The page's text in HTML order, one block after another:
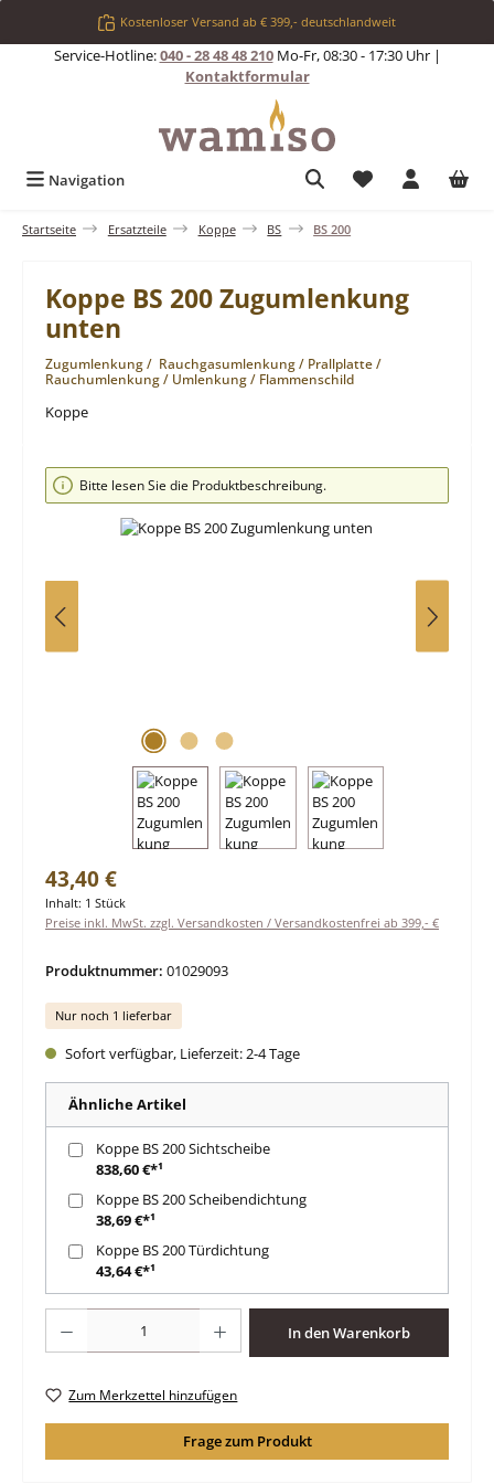
Zum Hauptinhalt springenKostenloser Versand ab € 399,- deutschlandweit
Service-Hotline:040 - 28 48 48 210Mo-Fr, 08:30 - 17:30 Uhr |
Kontaktformular
Navigation Du hast 0
Startseite Ersatzteile Koppe BS BS 200
Koppe BS 200 Zugumlenkung
unten
Zugumlenkung / Rauchgasumlenkung / Prallplatte /
Rauchumlenkung / Umlenkung / Flammenschild
Koppe
Bildergalerie überspringen
Bitte lesen Sie die Produktbeschreibung.
Regulärer Preis:
43,40 €
Inhalt: 1 Stück
Preise inkl. MwSt. zzgl. Versandkosten / Versandkostenfrei ab 399,- €
Produktnummer: 01029093
Nur noch 1 lieferbar
Sofort verfügbar, Lieferzeit: 2-4 Tage
Ähnliche Artikel
Koppe BS 200 Sichtscheibe
838,60 €*¹
Koppe BS 200 Scheibendichtung
38,69 €*¹
Koppe BS 200 Türdichtung
43,64 €*¹
In den Warenkorb
Zum Merkzettel hinzufügen
Frage zum Produkt